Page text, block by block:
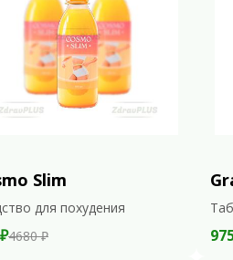
Slim
для похудения
4680 ₽